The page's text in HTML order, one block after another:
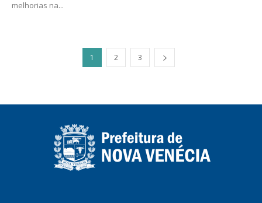
melhorias na...
1 2 3